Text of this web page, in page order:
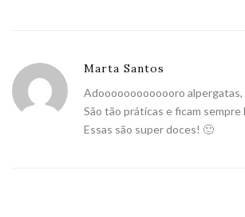
Marta Santos
Adooooooooooooro
São tão práticas e ficam sempre
Essas são super doces! 🙂